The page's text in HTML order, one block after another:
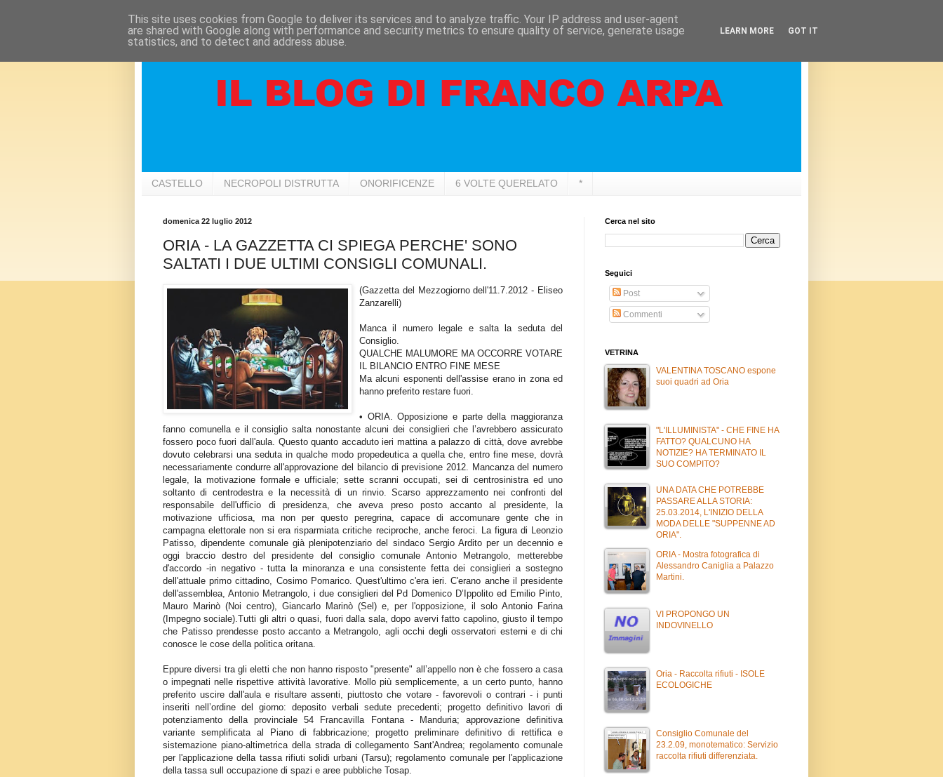
CASTELLO NECROPOLI DISTRUTTA ONORIFICENZE 6 VOLTE QUERELATO *
domenica 22 luglio 2012
ORIA - LA GAZZETTA CI SPIEGA PERCHE' SONO
SALTATI I DUE ULTIMI CONSIGLI COMUNALI.
(Gazzetta del Mezzogiorno dell'11.7.2012 - Eliseo
Zanzarelli)
Manca il numero legale e salta la seduta del
Consiglio.
QUALCHE MALUMORE MA OCCORRE VOTARE
IL BILANCIO ENTRO FINE MESE
Ma alcuni esponenti dell'assise erano in zona ed
hanno preferito restare fuori.
• ORIA. Opposizione e parte della maggioranza
fanno comunella e il consiglio salta nonostante alcuni dei consiglieri che l’avrebbero assicurato
fossero poco fuori dall'aula. Questo quanto accaduto ieri mattina a palazzo di città, dove avrebbe
dovuto celebrarsi una seduta in qualche modo propedeutica a quella che, entro fine mese, dovrà
necessariamente condurre all'approvazione del bilancio di previsione 2012. Mancanza del numero
legale, la motivazione formale e ufficiale; sette scranni occupati, sei di centrosinistra ed uno
soltanto di centrodestra e la necessità di un rinvio. Scarso apprezzamento nei confronti del
responsabile dell'ufficio di presidenza, che aveva preso posto accanto al presidente, la
motivazione ufficiosa, ma non per questo peregrina, capace di accomunare gente che in
campagna elettorale non si era risparmiata critiche reciproche, anche feroci. La figura di Leonzio
Patisso, dipendente comunale già plenipotenziario del sindaco Sergio Ardito per un decennio e
oggi braccio destro del presidente del consiglio comunale Antonio Metrangolo, metterebbe
d'accordo -in negativo - tutta la minoranza e una consistente fetta dei consiglieri a sostegno
dell'attuale primo cittadino, Cosimo Pomarico. Quest'ultimo c'era ieri. C'erano anche il presidente
dell'assemblea, Antonio Metrangolo, i due consiglieri del Pd Domenico D’Ippolito ed Emilio Pinto,
Mauro Marinò (Noi centro), Giancarlo Marinò (Sel) e, per l'opposizione, il solo Antonio Farina
(Impegno sociale).Tutti gli altri o quasi, fuori dalla sala, dopo avervi fatto capolino, giusto il tempo
che Patisso prendesse posto accanto a Metrangolo, agli occhi degli osservatori esterni e di chi
conosce le cose della politica oritana.
Eppure diversi tra gli eletti che non hanno risposto "presente" all’appello non è che fossero a casa
o impegnati nelle rispettive attività lavorative. Mollo più semplicemente, a un certo punto, hanno
preferito uscire dall'aula e risultare assenti, piuttosto che votare - favorevoli o contrari - i punti
inseriti nell’ordine del giorno: deposito verbali sedute precedenti; progetto definitivo lavori di
potenziamento della provinciale 54 Francavilla Fontana - Manduria; approvazione definitiva
variante semplificata al Piano di fabbricazione; progetto preliminare definitivo di rettifica e
sistemazione piano-altimetrica della strada di collegamento Sant'Andrea; regolamento comunale
per l'applicazione della tassa rifiuti solidi urbani (Tarsu); regolamento comunale per l'applicazione
della tassa sull occupazione di spazi e aree pubbliche Tosap.
Cerca nel sito
Seguici
Post
Commenti
VETRINA
VALENTINA TOSCANO espone
suoi quadri ad Oria
"L'ILLUMINISTA" - CHE FINE HA
FATTO? QUALCUNO HA
NOTIZIE? HA TERMINATO IL
SUO COMPITO?
UNA DATA CHE POTREBBE
PASSARE ALLA STORIA:
25.03.2014, L'INIZIO DELLA
MODA DELLE "SUPPENNE AD
ORIA".
ORIA - Mostra fotografica di
Alessandro Caniglia a Palazzo
Martini.
VI PROPONGO UN
INDOVINELLO
Oria - Raccolta rifiuti - ISOLE
ECOLOGICHE
Consiglio Comunale del
23.2.09, monotematico: Servizio
raccolta rifiuti differenziata.
This site uses cookies from Google to deliver its services and to analyze traffic. Your IP address and user-agent
are shared with Google along with performance and security metrics to ensure quality of service, generate usage
statistics, and to detect and address abuse.
LEARN MORE GOT IT